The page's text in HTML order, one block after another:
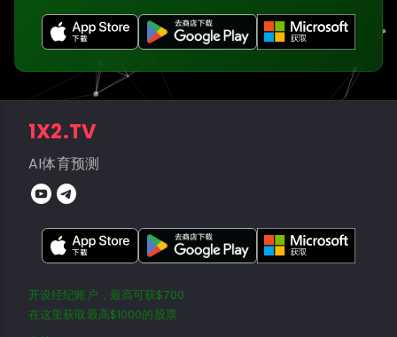
1X2.TV
AI体育预测
开设经纪账户，最高可获$700
在这里获取最高$1000的股票